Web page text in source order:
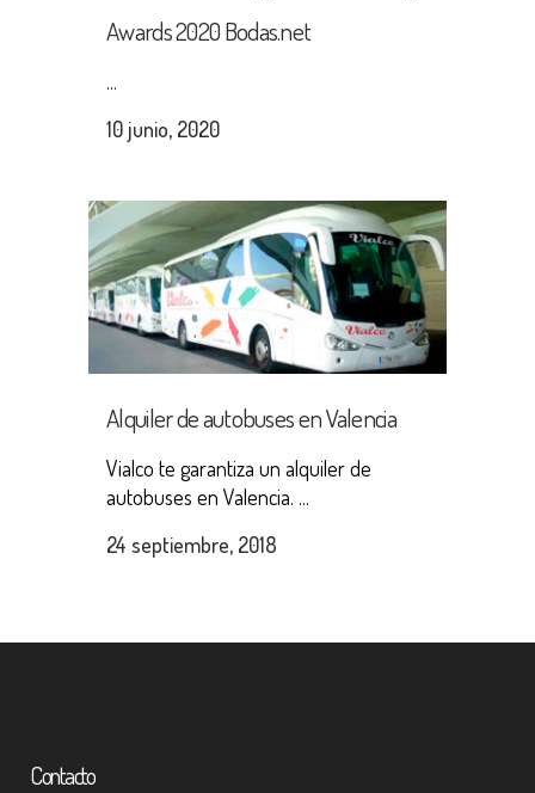
Awards 2020 Bodas.net
...
10 junio, 2020
Alquiler de autobuses en Valencia
Vialco te garantiza un alquiler de
autobuses en Valencia. ...
24 septiembre, 2018
Contacto